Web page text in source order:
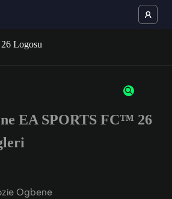
of 3 characters or numbers
EA SPORTS FC™ 26
Ogbene